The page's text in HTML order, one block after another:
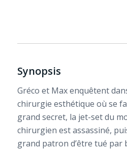
Synopsis
Gréco et Max enquêtent
chirurgie esthétique où se
grand secret, la jet-set du
chirurgien est assassiné,
grand patron d’être tué par